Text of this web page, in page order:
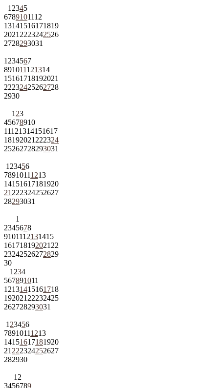
1 2345
6789101112
13141516171819
2021 2223242526
2728293031
1 234567
891011121314
15161718192021
22232425262728
2930
1 23
45678910
11121314151617
18192021 222324
25262728293031
1 23456
78910111213
14151617181920
21 222324252627
28293031
1
2345678
9101112131415
161718192021 22
23242526272829
30
1 234
567891011
12131415161718
192021 22232425
262728293031
1 23456
78910111213
14151617181920
21 222324252627
282930
1 2
3456789